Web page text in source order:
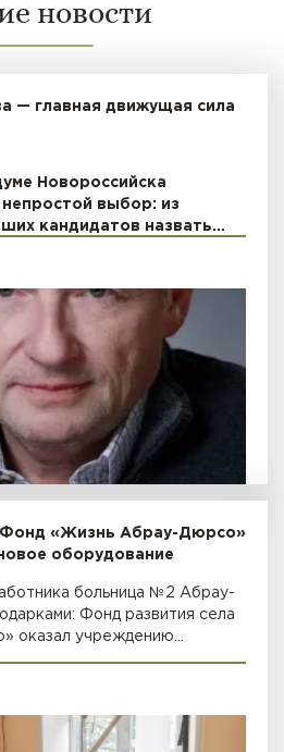
новости
— главная движущая сила
Новороссийска
выбор: из
кандидатов назвать…
Фонд «Жизнь Абрау-Дюрсо»
оборудование
больница №2 Абрау-
Фонд развития села
оказал учреждению…